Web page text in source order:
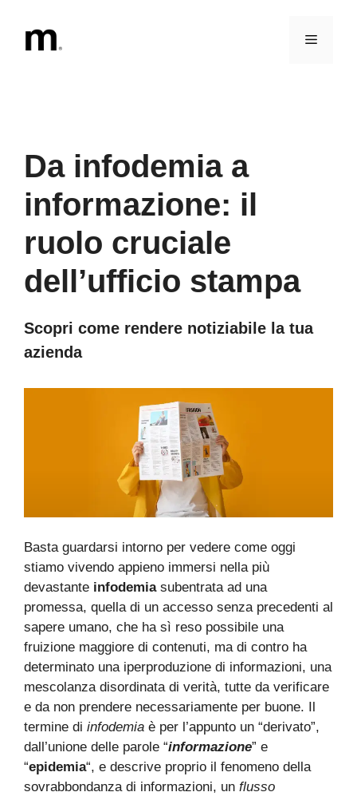
contenuto
Menu
Da infodemia a
informazione: il
ruolo cruciale
dell’ufficio stampa
Scopri come rendere notiziabile la tua
azienda
Basta guardarsi intorno per vedere come oggi
stiamo vivendo appieno immersi nella più
devastante infodemiasubentrata ad una
promessa, quella di un accesso senza precedenti al
sapere umano, che ha sì reso possibile una
fruizione maggiore di contenuti, ma di contro ha
determinato una iperproduzione di informazioni, una
mescolanza disordinata di verità, tutte da verificare
e da non prendere necessariamente per buone. Il
termine di infodemia è per l’appunto un “derivato”,
dall’unione delle parole “informazione” e
“epidemia“, e descrive proprio il fenomeno della
sovrabbondanza di informazioni, un flusso